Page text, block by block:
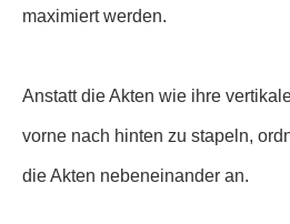
maximiert werden.
Anstatt die Akten wie ihre
vorne nach hinten zu stapeln,
die Akten nebeneinander an.